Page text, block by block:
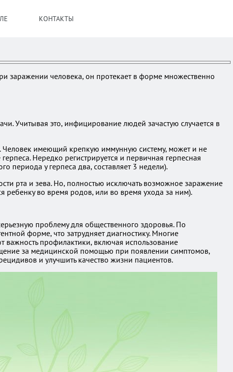
КОНТАКТЫ
заражении человека, он протекает в форме множественно
Учитывая это, инфицирование людей зачастую случается в
Человек имеющий крепкую иммунную систему, может и не
Нередко регистрируется и первичная герпесная
периода у герпеса два, составляет 3 недели).
рта и зева. Но, полностью исключать возможное заражение
ребенку во время родов, или во время ухода за ним).
проблему для общественного здоровья. По
форме, что затрудняет диагностику. Многие
важность профилактики, включая использование
за медицинской помощью при появлении симптомов,
и улучшить качество жизни пациентов.